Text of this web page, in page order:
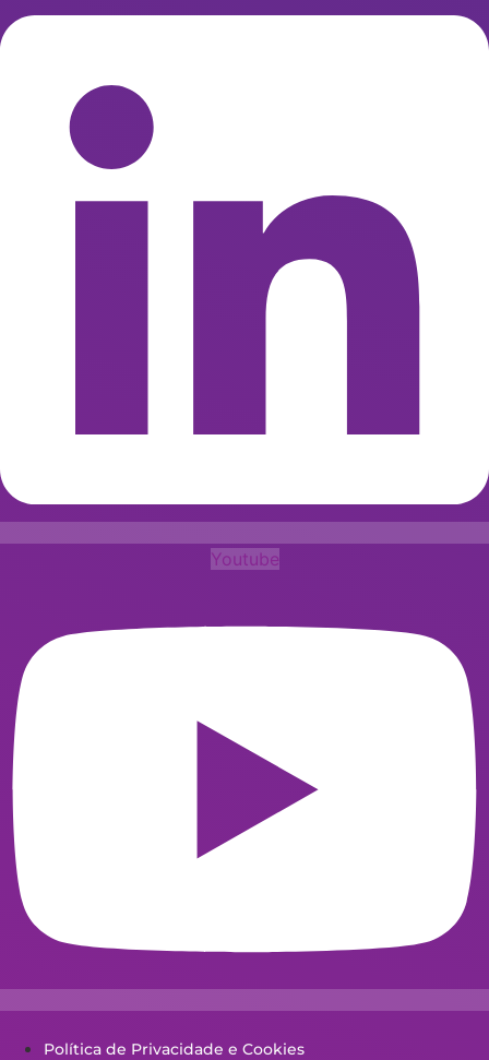
Youtube
Política de Privacidade e Cookies